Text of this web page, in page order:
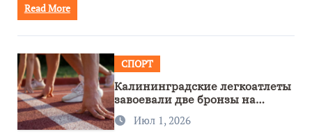
Read More
СПОРТ
Калининградские легкоатлеты
завоевали две бронзы на
первенстве России
Июл 1, 2026